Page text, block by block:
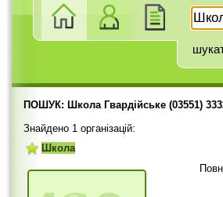
ПОШУК: Школа Гвардійське (03551)
Знайдено 1 організацій:
Школа